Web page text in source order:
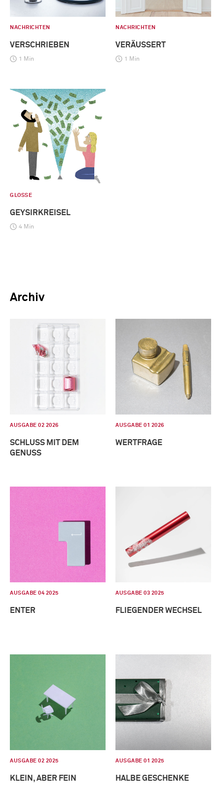
NACHRICHTEN
VERSCHRIEBEN
1 Min
NACHRICHTEN
VERÄUSSERT
1 Min
GLOSSE
GEYSIRKREISEL
4 Min
Archiv
AUSGABE 02 2026
SCHLUSS MIT DEM
GENUSS
AUSGABE 01 2026
WERTFRAGE
AUSGABE 04 2025
ENTER
AUSGABE 03 2025
FLIEGENDER WECHSEL
AUSGABE 02 2025
KLEIN, ABER FEIN
AUSGABE 01 2025
HALBE GESCHENKE